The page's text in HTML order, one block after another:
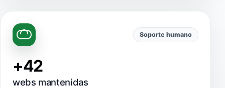
Soporte humano
+42
webs mantenidas